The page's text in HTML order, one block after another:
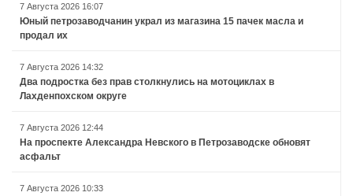
7 Августа 2026 16:07
Юный петрозаводчанин украл из магазина 15 пачек масла и
продал их
7 Августа 2026 14:32
Два подростка без прав столкнулись на мотоциклах в
Лахденпохском округе
7 Августа 2026 12:44
На проспекте Александра Невского в Петрозаводске обновят
асфальт
7 Августа 2026 10:33